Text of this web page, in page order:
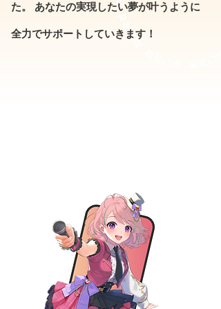
た。 あなたの実現したい夢が叶うように
全力でサポートしていきます！